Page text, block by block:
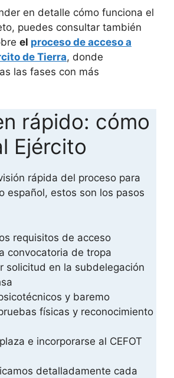
en detalle cómo funciona el
puedes consultar también
el proceso de acceso a
de Tierra, donde
las fases con más
rápido: cómo
Ejército
rápida del proceso para
español, estos son los pasos
requisitos de acceso
convocatoria de tropa
solicitud en la subdelegación
y baremo
físicas y reconocimiento
e incorporarse al CEFOT
detalladamente cada